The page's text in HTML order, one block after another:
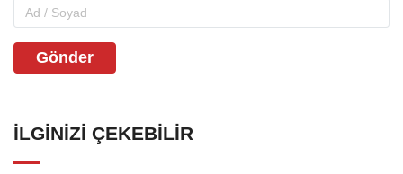
Gönder
İLGINIZI ÇEKEBILIR